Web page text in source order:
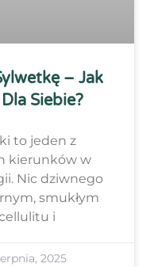
– Jak
Siebie?
to jeden z
kierunków w
Nic dziwnego
smukłym
i
2025